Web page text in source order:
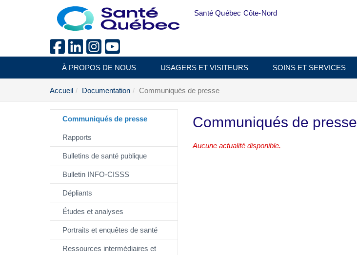
Aller au menu principal
Santé Québec Côte-Nord
À PROPOS DE NOUS USAGERS ET VISITEURS SOINS ET SERVICES
Accueil Documentation Communiqués de presse
Communiqués de presse
Rapports
Bulletins de santé publique
Bulletin INFO-CISSS
Dépliants
Études et analyses
Portraits et enquêtes de santé
Ressources intermédiaires et
Communiqués de presse
Aucune actualité disponible.